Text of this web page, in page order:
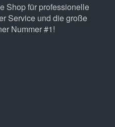
Shop für professionelle
Service und die große
Nummer #1!